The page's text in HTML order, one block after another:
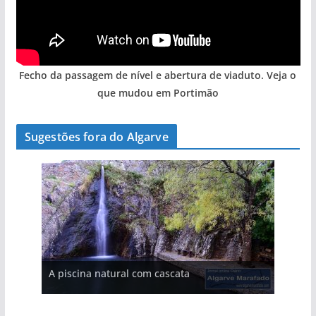
Fecho da passagem de nível e abertura de viaduto. Veja o
que mudou em Portimão
Sugestões fora do Algarve
A piscina natural com cascata
As portas do rio Tejo (com vídeo)
A aldeia mais portuguesa de Portugal (com
vídeo)
Foto do dia: a praia algarvia que respira
natureza